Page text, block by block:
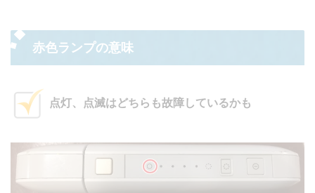
赤色ランプの意味
点灯、点滅はどちらも故障しているかも